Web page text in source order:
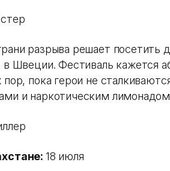
разрыва решает посетить
в Швеции. Фестиваль кажется
пока герои не
и наркотическим
18 июля